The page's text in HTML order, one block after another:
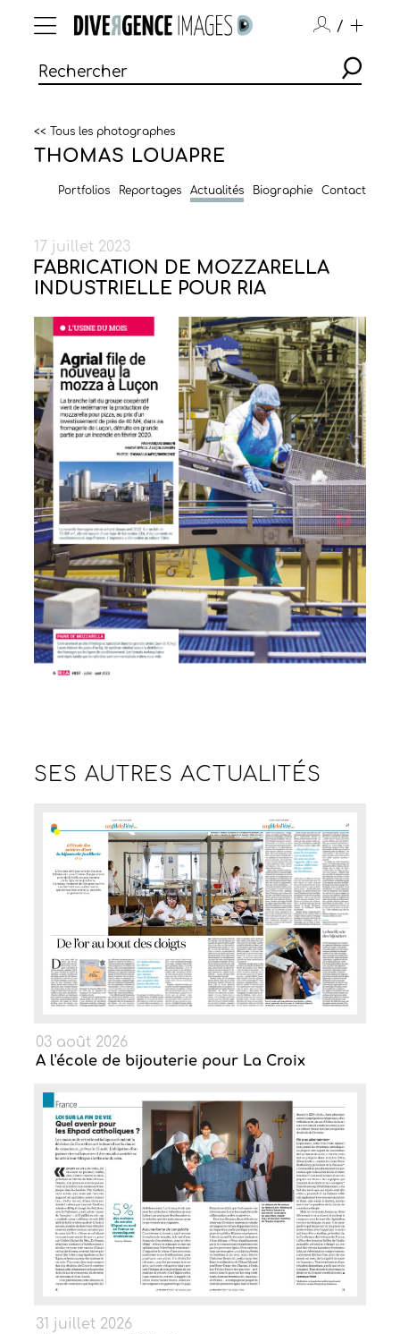
/
<< Tous les photographes
THOMAS LOUAPRE
Portfolios Reportages Actualités Biographie Contact
17 juillet 2023
FABRICATION DE MOZZARELLA
INDUSTRIELLE POUR RIA
SES AUTRESACTUALITÉS
03 août 2026
A l'école de bijouterie pour La Croix
31 juillet 2026